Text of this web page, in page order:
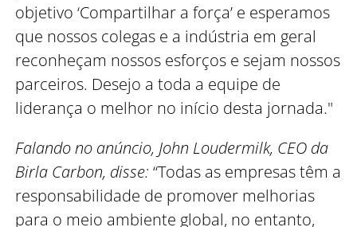
objetivo ‘Compartilhar a força’ e esperamos
que nossos colegas e a indústria em geral
reconheçam nossos esforços e sejam nossos
parceiros. Desejo a toda a equipe de
liderança o melhor no início desta jornada."
Falando no anúncio, John Loudermilk, CEO da
Birla Carbon, disse:“Todas as empresas têm a
responsabilidade de promover melhorias
para o meio ambiente global, no entanto,